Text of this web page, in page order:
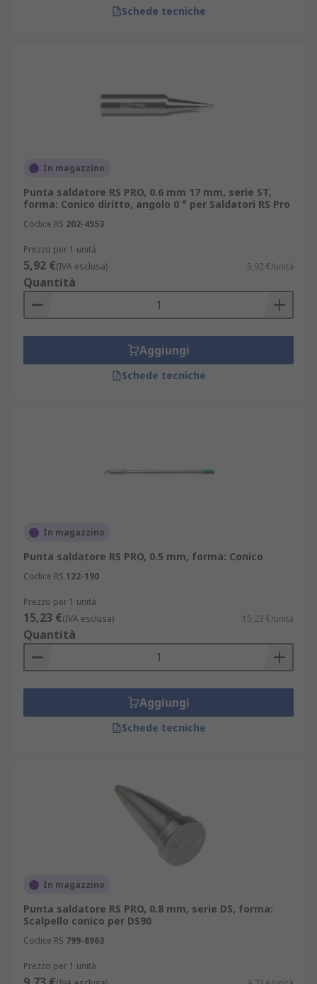
Schede tecniche
In magazzino
Punta saldatore RS PRO, 0.6 mm 17 mm, serie ST,
forma: Conico diritto, angolo 0 ° per Saldatori RS Pro
Codice RS 202-4553
Prezzo per 1 unità
5,92 €(IVA esclusa) 5,92 €/unità
Quantità
Aggiungi
Schede tecniche
In magazzino
Punta saldatore RS PRO, 0.5 mm, forma: Conico
Codice RS 122-190
Prezzo per 1 unità
15,23 €(IVA esclusa) 15,23 €/unità
Quantità
Aggiungi
Schede tecniche
In magazzino
Punta saldatore RS PRO, 0.8 mm, serie DS, forma:
Scalpello conico per DS90
Codice RS 799-8963
Prezzo per 1 unità